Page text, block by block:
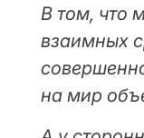
В том, что
взаимных
на мир